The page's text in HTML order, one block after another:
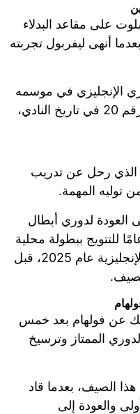
على مقاعد البدلاء
أنهى ليفربول تجربته
الإنجليزي في موسمه
الأول 2024-2025، وهو اللقب رقم 20 في تاريخ النادي،
الذي رحل عن تدريب
المهمة.
العودة لدوري أبطال
كما أنهى انتظارًا دام 70 عامًا للتتويج ببطولة محلية
كبرى بعدما حصد كأس الرابطة الإنجليزية عام 2025، قبل
عن فولهام بعد خمس
الممتاز وترسيخ
الصيف، بعدما قاد
والعودة إلى